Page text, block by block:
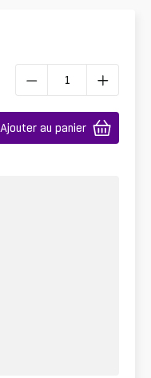
Ajouter au panier